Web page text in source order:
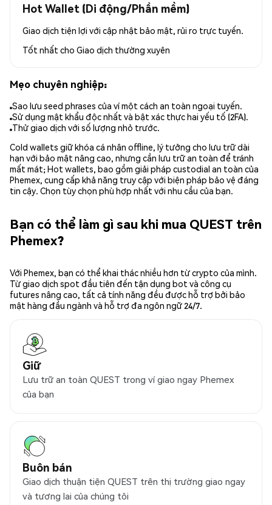
Hot Wallet (Di động/Phần mềm)
Giao dịch tiện lợi với cập nhật bảo mật, rủi ro trực tuyến.
Tốt nhất cho Giao dịch thường xuyên
Mẹo chuyên nghiệp:
Sao lưu seed phrases của ví một cách an toàn ngoại tuyến.
Sử dụng mật khẩu độc nhất và bật xác thực hai yếu tố (2FA).
Thử giao dịch với số lượng nhỏ trước.
Cold wallets giữ khóa cá nhân offline, lý tưởng cho lưu trữ dài
hạn với bảo mật nâng cao, nhưng cần lưu trữ an toàn để tránh
mất mát; Hot wallets, bao gồm giải pháp custodial an toàn của
Phemex, cung cấp khả năng truy cập với biện pháp bảo vệ đáng
tin cậy. Chọn tùy chọn phù hợp nhất với nhu cầu của bạn.
Bạn có thể làm gì sau khi mua QUEST trên
Phemex?
Với Phemex, bạn có thể khai thác nhiều hơn từ crypto của mình.
Từ giao dịch spot đầu tiên đến tận dụng bot và công cụ
futures nâng cao, tất cả tính năng đều được hỗ trợ bởi bảo
mật hàng đầu ngành và hỗ trợ đa ngôn ngữ 24/7.
Giữ
Lưu trữ an toàn QUEST trong ví giao ngay Phemex
của bạn
Buôn bán
Giao dịch thuận tiện QUEST trên thị trường giao ngay
và tương lai của chúng tôi